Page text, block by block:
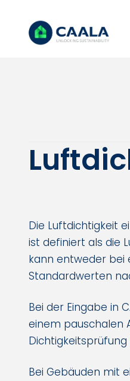
Die Luftdichtigkeit
ist definiert als die
kann entweder bei
Standardwerten
Bei der Eingabe in
einem pauschalen
Bei Gebäuden mit